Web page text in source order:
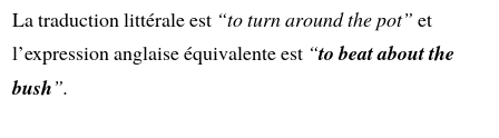
La traduction littérale est “to turn around the pot” et
l’expression anglaise équivalente est “to beat about the
bush”.